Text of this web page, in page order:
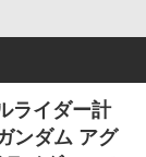
ライダー計
ンダム アグ